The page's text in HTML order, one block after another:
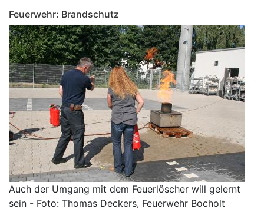
Feuerwehr: Brandschutz
Auch der Umgang mit dem Feuerlöscher will gelernt
sein - Foto: Thomas Deckers, Feuerwehr Bocholt